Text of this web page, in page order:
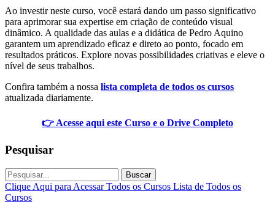
Ao investir neste curso, você estará dando um passo significativo
para aprimorar sua expertise em criação de conteúdo visual
dinâmico. A qualidade das aulas e a didática de Pedro Aquino
garantem um aprendizado eficaz e direto ao ponto, focado em
resultados práticos. Explore novas possibilidades criativas e eleve o
nível de seus trabalhos.
Confira também a nossa lista completa de todos os cursos
atualizada diariamente.
👉 Acesse aqui este Curso e o Drive Completo
Pesquisar
Buscar
Clique Aqui para Acessar Todos os Cursos Lista de Todos os
Cursos